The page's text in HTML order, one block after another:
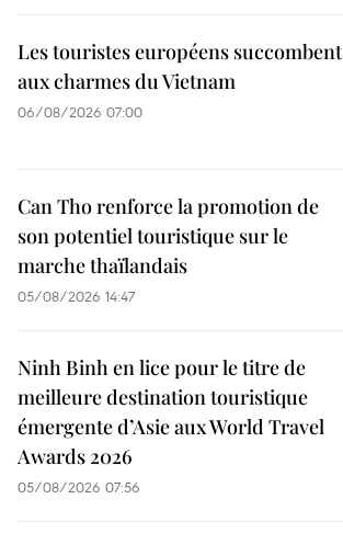
Les touristes européens succombent
aux charmes du Vietnam
06/08/2026 07:00
Can Tho renforce la promotion de
son potentiel touristique sur le
marche thaïlandais
05/08/2026 14:47
Ninh Binh en lice pour le titre de
meilleure destination touristique
émergente d’Asie aux World Travel
Awards 2026
05/08/2026 07:56